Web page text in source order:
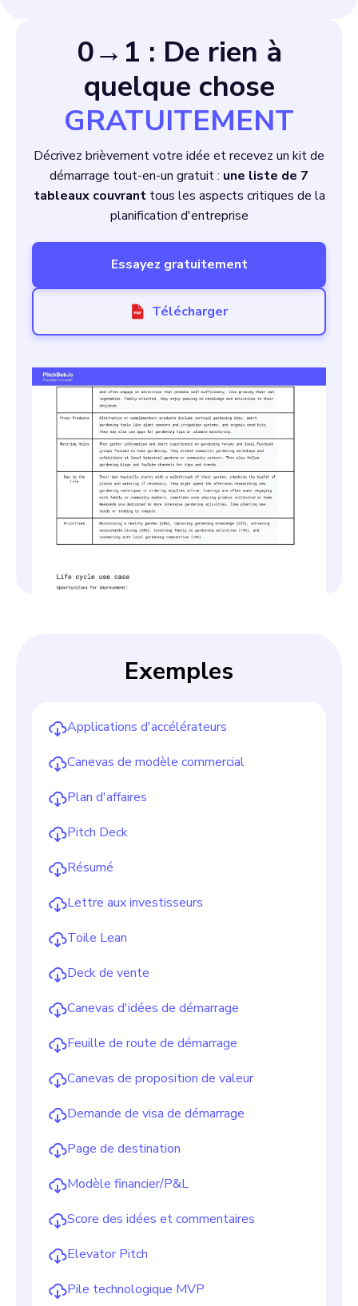
0→1 : De rien à
quelque chose
GRATUITEMENT
Décrivez brièvement votre idée et recevez un kit de
démarrage tout-en-un gratuit : une liste de 7
tableaux couvranttous les aspects critiques de la
planification d'entreprise
Essayez gratuitement
Télécharger
Exemples
Applications d'accélérateurs
Canevas de modèle commercial
Plan d'affaires
Pitch Deck
Résumé
Lettre aux investisseurs
Toile Lean
Deck de vente
Canevas d'idées de démarrage
Feuille de route de démarrage
Canevas de proposition de valeur
Demande de visa de démarrage
Page de destination
Modèle financier/P&L
Score des idées et commentaires
Elevator Pitch
Pile technologique MVP